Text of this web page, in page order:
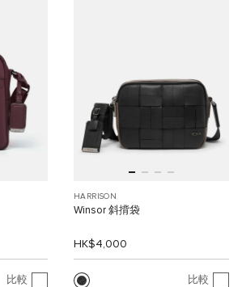
比較
HARRISON
Winsor 斜揹袋
HK$4,000
比較